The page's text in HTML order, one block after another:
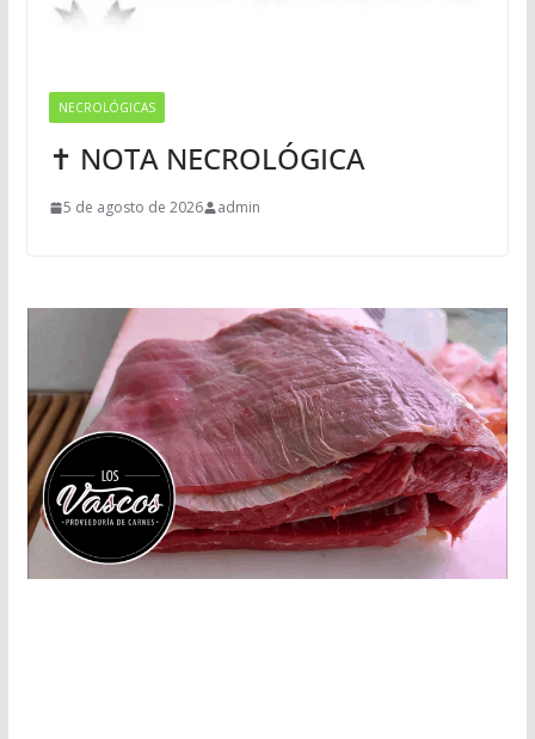
NECROLÓGICAS
✝ NOTA NECROLÓGICA
5 de agosto de 2026 admin